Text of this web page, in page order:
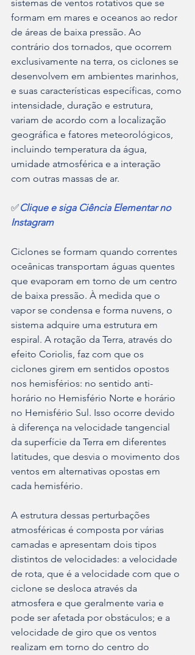
sistemas de ventos rotativos que se
formam em mares e oceanos ao redor
de áreas de baixa pressão. Ao
contrário dos tornados, que ocorrem
exclusivamente na terra, os ciclones se
desenvolvem em ambientes marinhos,
e suas características específicas, como
intensidade, duração e estrutura,
variam de acordo com a localização
geográfica e fatores meteorológicos,
incluindo temperatura da água,
umidade atmosférica e a interação
com outras massas de ar.
✅Clique e siga Ciência Elementar no
Instagram
Ciclones se formam quando correntes
oceânicas transportam águas quentes
que evaporam em torno de um centro
de baixa pressão. À medida que o
vapor se condensa e forma nuvens, o
sistema adquire uma estrutura em
espiral. A rotação da Terra, através do
efeito Coriolis, faz com que os
ciclones girem em sentidos opostos
nos hemisférios: no sentido anti-
horário no Hemisfério Norte e horário
no Hemisfério Sul. Isso ocorre devido
à diferença na velocidade tangencial
da superfície da Terra em diferentes
latitudes, que desvia o movimento dos
ventos em alternativas opostas em
cada hemisfério.
A estrutura dessas perturbações
atmosféricas é composta por várias
camadas e apresentam dois tipos
distintos de velocidades: a velocidade
de rota, que é a velocidade com que o
ciclone se desloca através da
atmosfera e que geralmente varia e
pode ser afetada por obstáculos; e a
velocidade de giro que os ventos
realizam em torno do centro do